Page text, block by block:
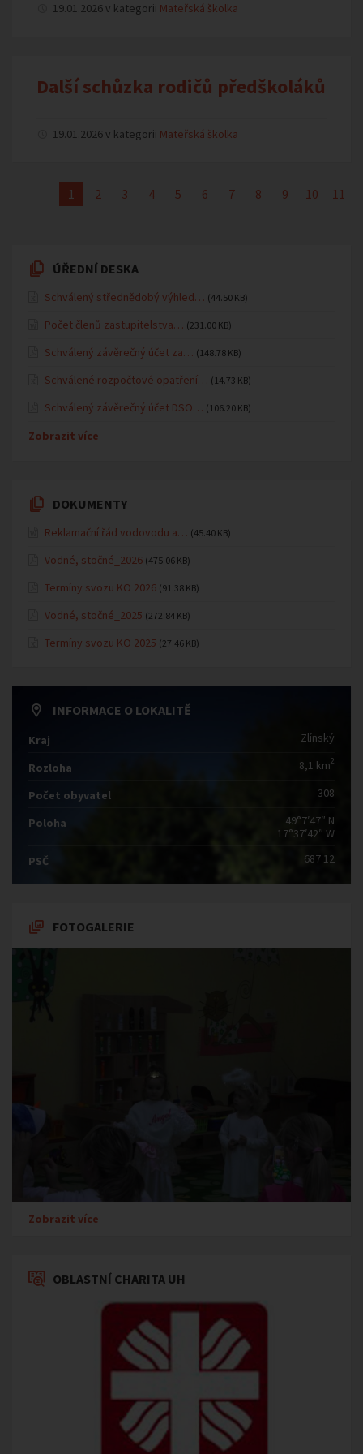
19.01.2026 v kategorii Mateřská školka
Další schůzka rodičů předškoláků
19.01.2026 v kategorii Mateřská školka
1 2 3 4 5 6 7 8 9 10 11
ÚŘEDNÍ DESKA
Schválený střednědobý výhled… (44.50 KB)
Počet členů zastupitelstva… (231.00 KB)
Schválený závěrečný účet za… (148.78 KB)
Schválené rozpočtové opatření… (14.73 KB)
Schválený závěrečný účet DSO… (106.20 KB)
Zobrazit více
DOKUMENTY
Reklamační řád vodovodu a… (45.40 KB)
Vodné, stočné_2026 (475.06 KB)
Termíny svozu KO 2026 (91.38 KB)
Vodné, stočné_2025 (272.84 KB)
Termíny svozu KO 2025 (27.46 KB)
INFORMACE O LOKALITĚ
Kraj Zlínský
Rozloha 8,1 km2
Počet obyvatel 308
Poloha
49°7′47″ N
17°37′42″ W
PSČ
687 12
FOTOGALERIE
Zobrazit více
OBLASTNÍ CHARITA UH